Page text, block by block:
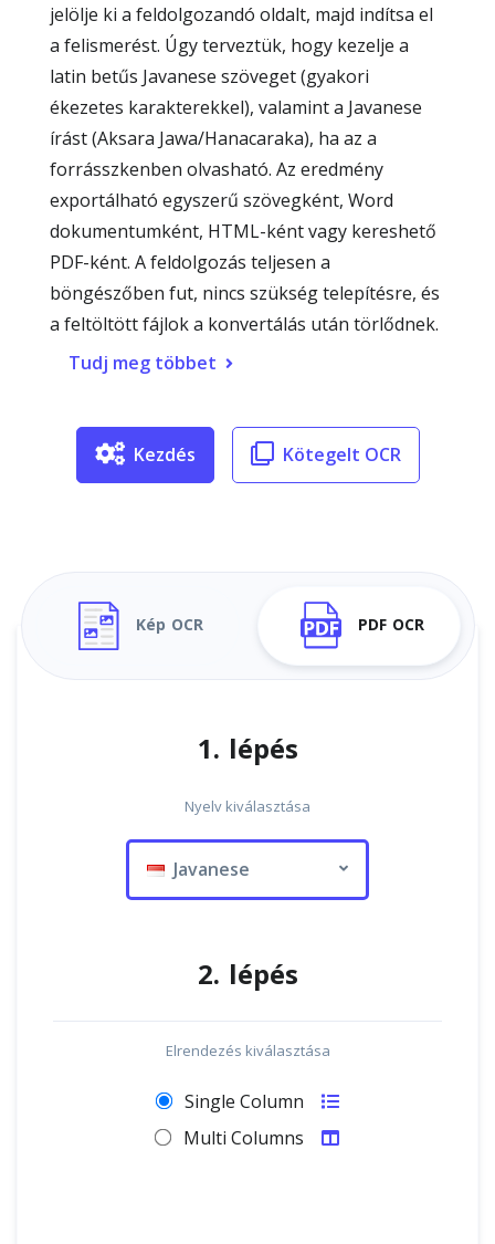
jelölje ki a feldolgozandó oldalt, majd indítsa el
a felismerést. Úgy terveztük, hogy kezelje a
latin betűs Javanese szöveget (gyakori
ékezetes karakterekkel), valamint a Javanese
írást (Aksara Jawa/Hanacaraka), ha az a
forrásszkenben olvasható. Az eredmény
exportálható egyszerű szövegként, Word
dokumentumként, HTML-ként vagy kereshető
PDF-ként. A feldolgozás teljesen a
böngészőben fut, nincs szükség telepítésre, és
a feltöltött fájlok a konvertálás után törlődnek.
Tudj meg többet
Kezdés Kötegelt OCR
Kép OCR PDF OCR
1. lépés
Nyelv kiválasztása
Javanese
2. lépés
Elrendezés kiválasztása
Single Column
Multi Columns